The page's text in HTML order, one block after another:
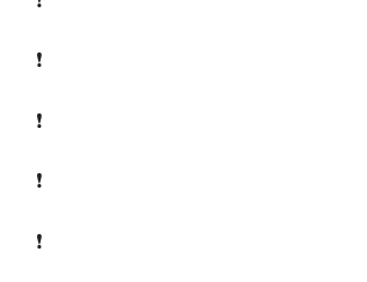
❗
❗
❗
❗